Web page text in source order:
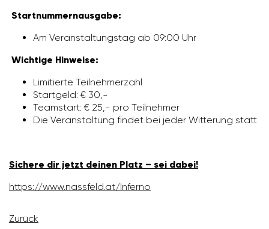
Start­num­mern­aus­gabe:
Am Veran­stal­tungstag ab 09:00 Uhr
Wich­tige Hinweise:
Limi­tierte Teil­neh­mer­zahl
Start­geld: € 30,-
Team­start: € 25,- pro Teil­nehmer
Die Veran­stal­tung findet bei jeder Witte­rung statt
Sichere dir jetzt deinen Platz – sei dabei!
https://​www.nass­feld.at/​Inferno
Zurück